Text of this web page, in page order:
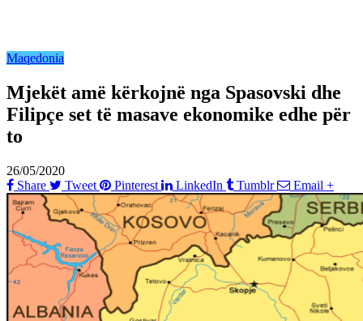
Maqedonia
Mjekët amë kërkojnë nga Spasovski dhe
Filipçe set të masave ekonomike edhe për
to
26/05/2020
Share
Tweet Pinterest LinkedIn Tumblr Email +